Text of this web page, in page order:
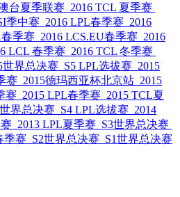
台夏季联赛 2016 TCL 夏季赛
季中赛 2016 LPL春季赛 2016
季赛 2016 LCS.EU春季赛 2016
LCL 春季赛 2016 TCL 冬季赛
世界总决赛 S5 LPL选拔赛 2015
赛 2015德玛西亚杯北京站 2015
赛 2015 LPL春季赛 2015 TCL夏
界总决赛 S4 LPL选拔赛 2014
2013 LPL夏季赛 S3世界总决赛
季赛 S2世界总决赛 S1世界总决赛